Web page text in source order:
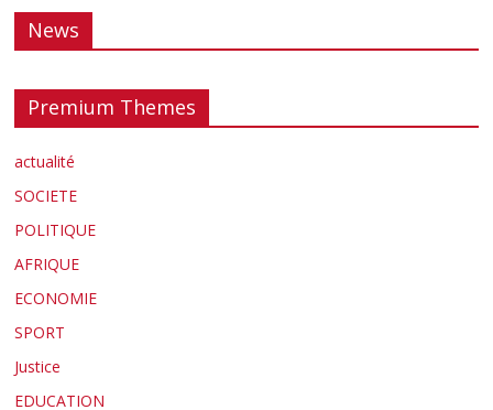
News
Premium Themes
actualité
SOCIETE
POLITIQUE
AFRIQUE
ECONOMIE
SPORT
Justice
EDUCATION